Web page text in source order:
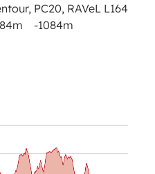
PC20, RAVeL L164
-1084m